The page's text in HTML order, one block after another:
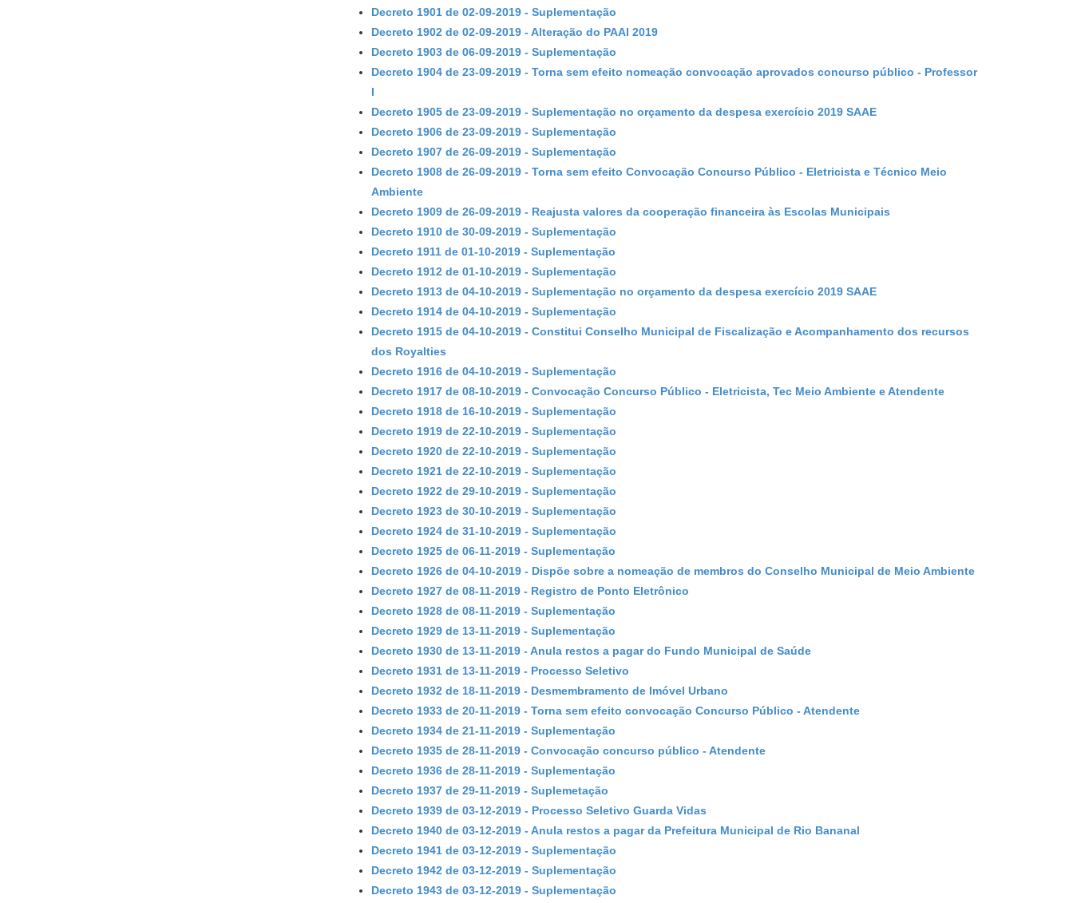
Decreto 1901 de 02-09-2019 - Suplementação
Decreto 1902 de 02-09-2019 - Alteração do PAAI 2019
Decreto 1903 de 06-09-2019 - Suplementação
Decreto 1904 de 23-09-2019 - Torna sem efeito nomeação convocação aprovados concurso público - Professor
I
Decreto 1905 de 23-09-2019 - Suplementação no orçamento da despesa exercício 2019 SAAE
Decreto 1906 de 23-09-2019 - Suplementação
Decreto 1907 de 26-09-2019 - Suplementação
Decreto 1908 de 26-09-2019 - Torna sem efeito Convocação Concurso Público - Eletricista e Técnico Meio
Ambiente
Decreto 1909 de 26-09-2019 - Reajusta valores da cooperação financeira às Escolas Municipais
Decreto 1910 de 30-09-2019 - Suplementação
Decreto 1911 de 01-10-2019 - Suplementação
Decreto 1912 de 01-10-2019 - Suplementação
Decreto 1913 de 04-10-2019 - Suplementação no orçamento da despesa exercício 2019 SAAE
Decreto 1914 de 04-10-2019 - Suplementação
Decreto 1915 de 04-10-2019 - Constitui Conselho Municipal de Fiscalização e Acompanhamento dos recursos
dos Royalties
Decreto 1916 de 04-10-2019 - Suplementação
Decreto 1917 de 08-10-2019 - Convocação Concurso Público - Eletricista, Tec Meio Ambiente e Atendente
Decreto 1918 de 16-10-2019 - Suplementação
Decreto 1919 de 22-10-2019 - Suplementação
Decreto 1920 de 22-10-2019 - Suplementação
Decreto 1921 de 22-10-2019 - Suplementação
Decreto 1922 de 29-10-2019 - Suplementação
Decreto 1923 de 30-10-2019 - Suplementação
Decreto 1924 de 31-10-2019 - Suplementação
Decreto 1925 de 06-11-2019 - Suplementação
Decreto 1926 de 04-10-2019 - Dispõe sobre a nomeação de membros do Conselho Municipal de Meio Ambiente
Decreto 1927 de 08-11-2019 - Registro de Ponto Eletrônico
Decreto 1928 de 08-11-2019 - Suplementação
Decreto 1929 de 13-11-2019 - Suplementação
Decreto 1930 de 13-11-2019 - Anula restos a pagar do Fundo Municipal de Saúde
Decreto 1931 de 13-11-2019 - Processo Seletivo
Decreto 1932 de 18-11-2019 - Desmembramento de Imóvel Urbano
Decreto 1933 de 20-11-2019 - Torna sem efeito convocação Concurso Público - Atendente
Decreto 1934 de 21-11-2019 - Suplementação
Decreto 1935 de 28-11-2019 - Convocação concurso público - Atendente
Decreto 1936 de 28-11-2019 - Suplementação
Decreto 1937 de 29-11-2019 - Suplemetação
Decreto 1939 de 03-12-2019 - Processo Seletivo Guarda Vidas
Decreto 1940 de 03-12-2019 - Anula restos a pagar da Prefeitura Municipal de Rio Bananal
Decreto 1941 de 03-12-2019 - Suplementação
Decreto 1942 de 03-12-2019 - Suplementação
Decreto 1943 de 03-12-2019 - Suplementação